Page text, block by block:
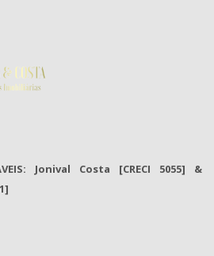
Jonival Costa [CRECI 5055] &